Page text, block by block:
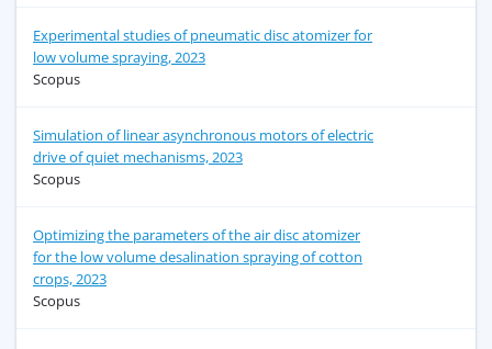
Experimental studies of pneumatic disc atomizer for
low volume spraying, 2023
Scopus
Simulation of linear asynchronous motors of electric
drive of quiet mechanisms, 2023
Scopus
Optimizing the parameters of the air disc atomizer
for the low volume desalination spraying of cotton
crops, 2023
Scopus